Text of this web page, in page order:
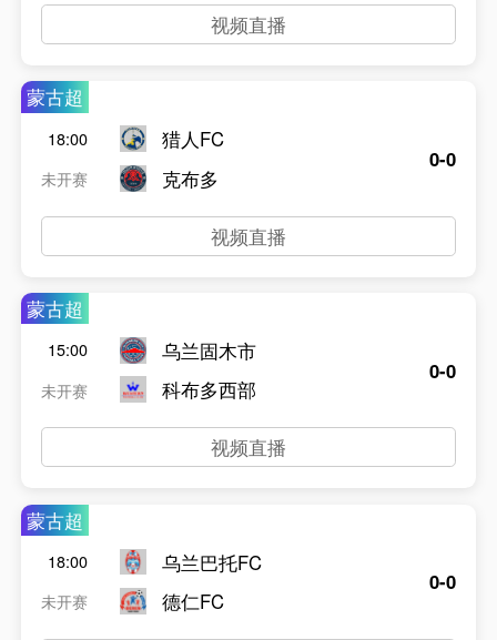
视频直播
蒙古超
18:00
未开赛
猎人FC
克布多
0-0
视频直播
蒙古超
15:00
未开赛
乌兰固木市
科布多西部
0-0
视频直播
蒙古超
18:00
未开赛
乌兰巴托FC
德仁FC
0-0